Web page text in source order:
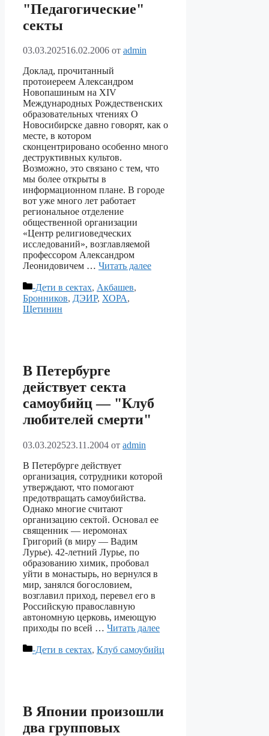
"Педагогические"
секты
03.03.202516.02.2006 от admin
Доклад, прочитанный
протоиереем Александром
Новопашиным на XIV
Международных Рождественских
образовательных чтениях О
Новосибирске давно говорят, как о
месте, в котором
сконцентрировано особенно много
деструктивных культов.
Возможно, это связано с тем, что
мы более открыты в
информационном плане. В городе
вот уже много лет работает
региональное отделение
общественной организации
«Центр религиоведческих
исследований», возглавляемой
профессором Александром
Леонидовичем … Читать далее
Рубрики
-Дети в сектах, Акбашев,
Бронников, ДЭИР, ХОРА,
Щетинин
В Петербурге
действует секта
самоубийц — "Клуб
любителей смерти"
03.03.202523.11.2004 от admin
В Петербурге действует
организация, сотрудники которой
утверждают, что помогают
предотвращать самоубийства.
Однако многие считают
организацию сектой. Основал ее
священник — иеромонах
Григорий (в миру — Вадим
Лурье). 42-летний Лурье, по
образованию химик, пробовал
уйти в монастырь, но вернулся в
мир, занялся богословием,
возглавил приход, перевел его в
Российскую православную
автономную церковь, имеющую
приходы по всей … Читать далее
Рубрики
-Дети в сектах, Клуб самоубийц
В Японии произошли
два групповых